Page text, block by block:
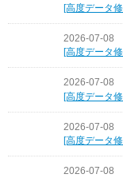
[高度データ
2026-07-08
[高度データ
2026-07-08
[高度データ
2026-07-08
[高度データ
2026-07-08